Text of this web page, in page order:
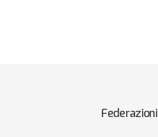
Federazioni